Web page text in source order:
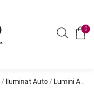
0
/ Iluminat Auto / Lumini Ambientale